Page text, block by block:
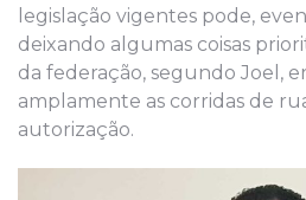
legislação vigentes pode,
deixando algumas coisas
da federação, segundo Joel,
amplamente as corridas de
autorização.